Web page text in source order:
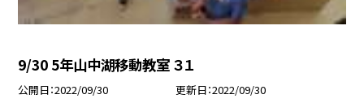
9/30 5年山中湖移動教室 ３１
公開日 2022/09/30 更新日 2022/09/30